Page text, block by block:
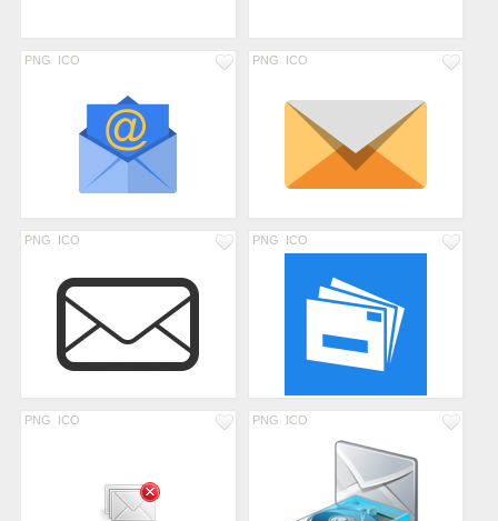
PNG ICO PNG ICO
PNG ICO PNG ICO
PNG ICO PNG ICO